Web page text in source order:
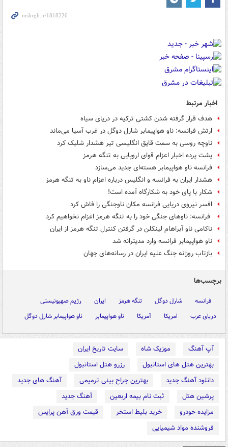
اخبار مرتبط
هدف قرار گرفته شدن کشتی ترکیه در دریای سیاه
ارتش فرانسه: ناو هواپیمابر شارل دوگل در غرب آسیا می‌ماند
ناوچه روسی به سمت قایق انگلیسی تیر هشدار شلیک کرد
پشت پرده اخبار اعزام قوای اروپایی به تنگه هرمز
فرانسه ناو هواپیمابر هسته‌ای جدید می‌سازد
هشدار ایران به فرانسه و انگلیس درباره اعزام ناو به تنگه هرمز
شکار با پای خود به شکارگاه آمده است!
افسر نیروی دریایی فرانسه مکان ناوجنگی را فاش کرد
فرانسه: ناوهای جنگی خود را به تنگه هرمز اعزام نخواهیم کرد
ناکامی ناو آبراهام لینکلن در گرفتن کنترل تنگه هرمز از ایران
ناو هواپیمابر فرانسه وارد مدیترانه شد
بازتاب روزانه جنگ علیه ایران در رسانه‌های جهان
برچسب‌ها
فرانسه شارل دوگل تنگه هرمز ایران
رژیم صهیونیستی
دریای عرب
امریکا آمریکا ناو هواپیمابر ناو هواپیمابر شارل دوگل
آپ آهنگ موزیک شاه
سایت تاریخ ایران
بهترین هتل های استانبول
رزرو هتل استانبول
دانلود آهنگ جدید
بهترین جراح بینی ترمیمی
آهنگ های جدید
پرشین هتل
ثبت نام بیمه اربعین
آهنگ جدید
مزایده خودرو
خرید بلیط استخر
قیمت ورق آهن پرایس
فروشنده مواد شیمیایی